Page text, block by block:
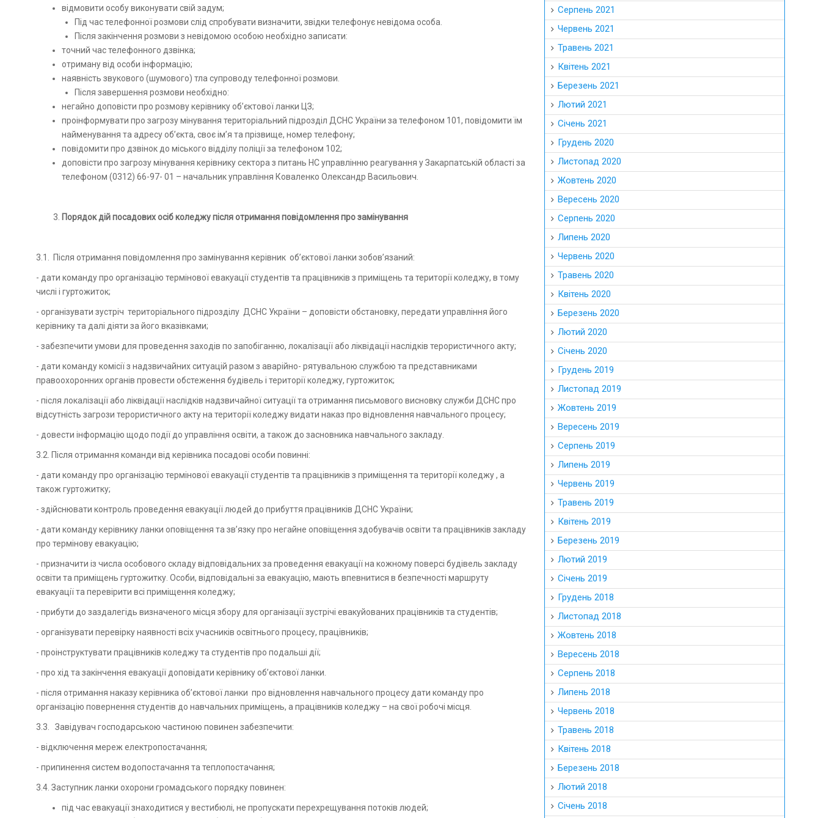
відмовити особу виконувати свій задум;
Під час телефонної розмови слід спробувати визначити, звідки телефонує невідома особа.
Після закінчення розмови з невідомою особою необхідно записати:
точний час телефонного дзвінка;
отриману від особи інформацію;
наявність звукового (шумового) тла супроводу телефонної розмови.
Після завершення розмови необхідно:
негайно доповісти про розмову керівнику об’єктової ланки ЦЗ;
проінформувати про загрозу мінування територіальний підрозділ ДСНС України за телефоном 101, повідомити їм
найменування та адресу об’єкта, своє ім’я та прізвище, номер телефону;
повідомити про дзвінок до міського відділу поліції за телефоном 102;
доповісти про загрозу мінування керівнику сектора з питань НС управлінню реагування у Закарпатській області за
телефоном (0312) 66-97- 01 – начальник управління Коваленко Олександр Васильович.
Порядок дій посадових осіб коледжу після отримання повідомлення про замінування
3.1. Після отримання повідомлення про замінування керівник об’єктової ланки зобов’язаний:
- дати команду про організацію термінової евакуації студентів та працівників з приміщень та території коледжу, в тому
числі і гуртожиток;
- організувати зустріч територіального підрозділу ДСНС України – доповісти обстановку, передати управління його
керівнику та далі діяти за його вказівками;
- забезпечити умови для проведення заходів по запобіганню, локалізації або ліквідації наслідків терористичного акту;
- дати команду комісії з надзвичайних ситуацій разом з аварійно- рятувальною службою та представниками
правоохоронних органів провести обстеження будівель і території коледжу, гуртожиток;
- після локалізації або ліквідації наслідків надзвичайної ситуації та отримання письмового висновку служби ДСНС про
відсутність загрози терористичного акту на території коледжу видати наказ про відновлення навчального процесу;
- довести інформацію щодо події до управління освіти, а також до засновника навчального закладу.
3.2. Після отримання команди від керівника посадові особи повинні:
- дати команду про організацію термінової евакуації студентів та працівників з приміщення та території коледжу , а
також гуртожитку;
- здійснювати контроль проведення евакуації людей до прибуття працівників ДСНС України;
- дати команду керівнику ланки оповіщення та зв’язку про негайне оповіщення здобувачів освіти та працівників закладу
про термінову евакуацію;
- призначити із числа особового складу відповідальних за проведення евакуації на кожному поверсі будівель закладу
освіти та приміщень гуртожитку. Особи, відповідальні за евакуацію, мають впевнитися в безпечності маршруту
евакуації та перевірити всі приміщення коледжу;
- прибути до заздалегідь визначеного місця збору для організації зустрічі евакуйованих працівників та студентів;
- організувати перевірку наявності всіх учасників освітнього процесу, працівників;
- проінструктувати працівників коледжу та студентів про подальші дії;
- про хід та закінчення евакуації доповідати керівнику об’єктової ланки.
- після отримання наказу керівника об’єктової ланки про відновлення навчального процесу дати команду про
організацію повернення студентів до навчальних приміщень, а працівників коледжу – на свої робочі місця.
3.3. Завідувач господарською частиною повинен забезпечити:
- відключення мереж електропостачання;
- припинення систем водопостачання та теплопостачання;
3.4. Заступник ланки охорони громадського порядку повинен:
під час евакуації знаходитися у вестибюлі, не пропускати перехрещування потоків людей;
Серпень 2021
Червень 2021
Травень 2021
Квітень 2021
Березень 2021
Лютий 2021
Січень 2021
Грудень 2020
Листопад 2020
Жовтень 2020
Вересень 2020
Серпень 2020
Липень 2020
Червень 2020
Травень 2020
Квітень 2020
Березень 2020
Лютий 2020
Січень 2020
Грудень 2019
Листопад 2019
Жовтень 2019
Вересень 2019
Серпень 2019
Липень 2019
Червень 2019
Травень 2019
Квітень 2019
Березень 2019
Лютий 2019
Січень 2019
Грудень 2018
Листопад 2018
Жовтень 2018
Вересень 2018
Серпень 2018
Липень 2018
Червень 2018
Травень 2018
Квітень 2018
Березень 2018
Лютий 2018
Січень 2018